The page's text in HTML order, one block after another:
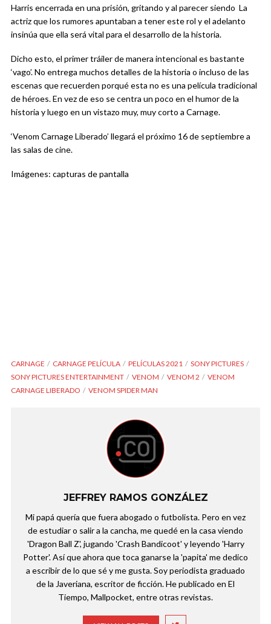
Harris encerrada en una prisión, gritando y al parecer siendo La
actriz que los rumores apuntaban a tener este rol y el adelanto
insinúa que ella será vital para el desarrollo de la historia.
Dicho esto, el primer tráiler de manera intencional es bastante
‘vago’. No entrega muchos detalles de la historia o incluso de las
escenas que recuerden porqué esta no es una película tradicional
de héroes. En vez de eso se centra un poco en el humor de la
historia y luego en un vistazo muy, muy corto a Carnage.
‘Venom Carnage Liberado’ llegará el próximo 16 de septiembre a
las salas de cine.
Imágenes: capturas de pantalla
CARNAGE CARNAGE PELÍCULA PELÍCULAS 2021
SONY PICTURES
SONY PICTURES ENTERTAINMENT
VENOM VENOM 2
VENOM
CARNAGE LIBERADO
VENOM SPIDER MAN
JEFFREY RAMOS GONZÁLEZ
Mi papá quería que fuera abogado o futbolista. Pero en vez
de estudiar o salir a la cancha, me quedé en la casa viendo
'Dragon Ball Z', jugando 'Crash Bandicoot' y leyendo 'Harry
Potter'. Así que ahora que toca ganarse la 'papita' me dedico
a escribir de lo que sé y me gusta. Soy periodista graduado
de la Javeriana, escritor de ficción. He publicado en El
Tiempo, Mallpocket, entre otras revistas.